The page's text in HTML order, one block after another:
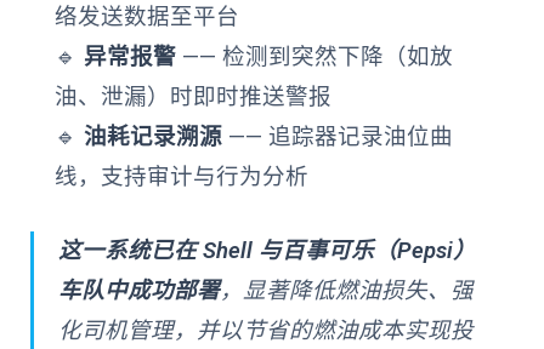
络发送数据至平台
🔹 异常报警 —— 检测到突然下降（如放
油、泄漏）时即时推送警报
🔹 油耗记录溯源 —— 追踪器记录油位曲
线，支持审计与行为分析
这一系统已在 Shell 与百事可乐（Pepsi）
车队中成功部署，显著降低燃油损失、强
化司机管理，并以节省的燃油成本实现投